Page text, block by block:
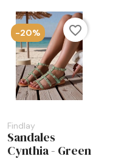
Findlay
Sandales
Cynthia - Green
-20% favorite_border